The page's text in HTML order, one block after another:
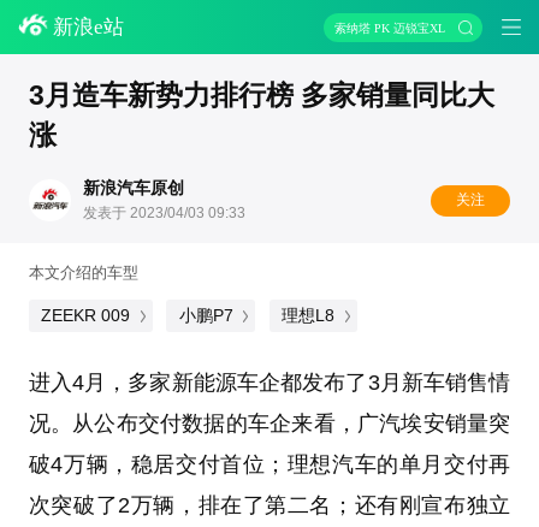
新浪e站 索纳塔 PK 迈锐宝XL
3月造车新势力排行榜 多家销量同比大
涨
新浪汽车原创
发表于 2023/04/03 09:33
关注
本文介绍的车型
ZEEKR 009 小鹏P7 理想L8
进入4月，多家新能源车企都发布了3月新车销售情
况。从公布交付数据的车企来看，广汽埃安销量突
破4万辆，稳居交付首位；理想汽车的单月交付再
次突破了2万辆，排在了第二名；还有刚宣布独立